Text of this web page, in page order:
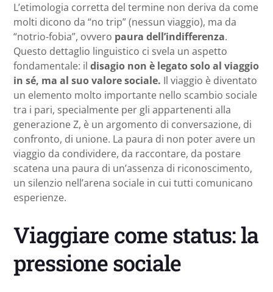
L’etimologia corretta del termine non deriva da come
molti dicono da “no trip” (nessun viaggio), ma da
“notrio-fobia”, ovvero paura dell’indifferenza.
Questo dettaglio linguistico ci svela un aspetto
fondamentale: il disagio non è legato solo al viaggio
in sé, ma al suo valore sociale. Il viaggio è diventato
un elemento molto importante nello scambio sociale
tra i pari, specialmente per gli appartenenti alla
generazione Z, è un argomento di conversazione, di
confronto, di unione. La paura di non poter avere un
viaggio da condividere, da raccontare, da postare
scatena una paura di un’assenza di riconoscimento,
un silenzio nell’arena sociale in cui tutti comunicano
esperienze.
Viaggiare come status: la
pressione sociale